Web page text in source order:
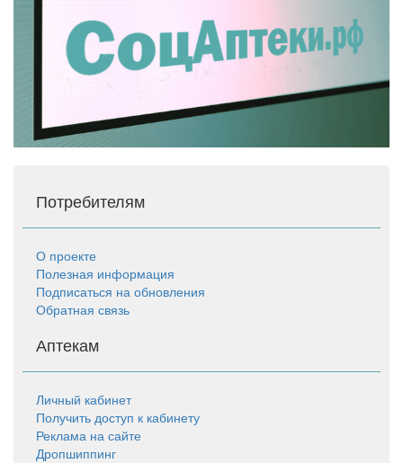
Потребителям
О проекте
Полезная информация
Подписаться на обновления
Обратная связь
Аптекам
Личный кабинет
Получить доступ к кабинету
Реклама на сайте
Дропшиппинг